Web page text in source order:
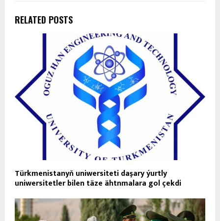
RELATED POSTS
Türkmenistanyň uniwersiteti daşary ýurtly
uniwersitetler bilen täze ähtnmalara gol çekdi